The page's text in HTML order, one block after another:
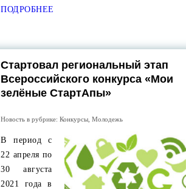
ПОДРОБНЕЕ
Стартовал региональный этап
Всероссийского конкурса «Мои
зелёные СтартАпы»
Новость в рубрике:Конкурсы ,Молодежь
В период с
22 апреля по
30 августа
2021 года в